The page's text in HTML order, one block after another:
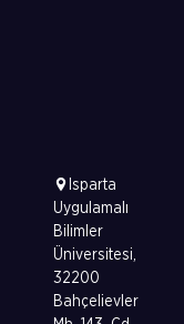
Isparta
Uygulamalı
Bilimler
Üniversitesi,
32200
Bahçelievler